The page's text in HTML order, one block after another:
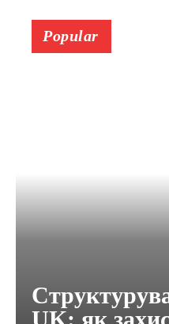
Popular